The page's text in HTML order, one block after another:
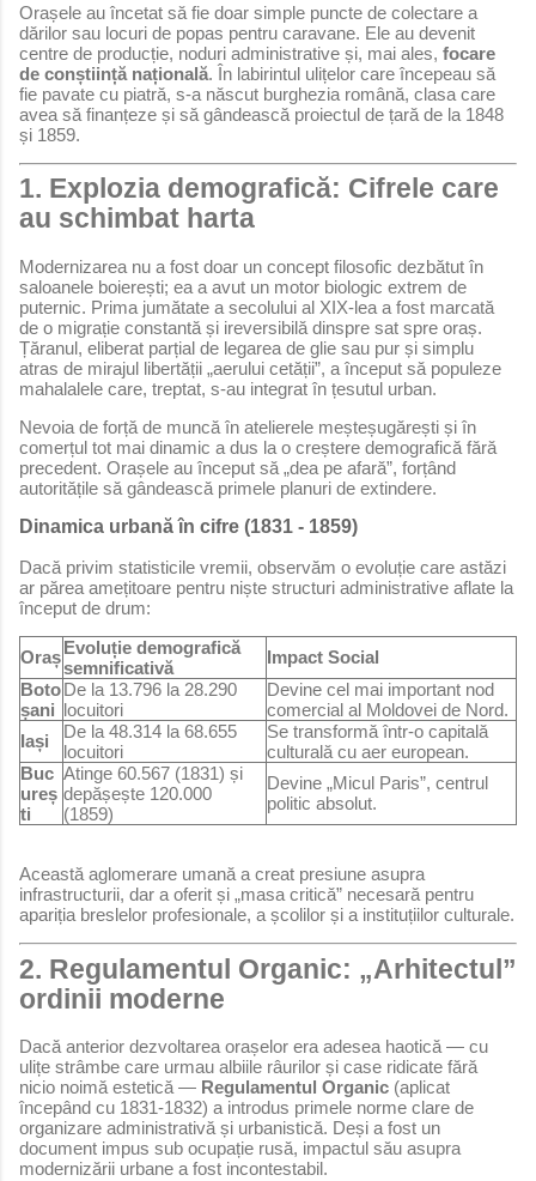
Orașele au încetat să fie doar simple puncte de colectare a
dărilor sau locuri de popas pentru caravane. Ele au devenit
centre de producție, noduri administrative și, mai ales, focare
de conștiință națională. În labirintul ulițelor care începeau să
fie pavate cu piatră, s-a născut burghezia română, clasa care
avea să finanțeze și să gândească proiectul de țară de la 1848
și 1859.
1. Explozia demografică: Cifrele care
au schimbat harta
Modernizarea nu a fost doar un concept filosofic dezbătut în
saloanele boierești; ea a avut un motor biologic extrem de
puternic. Prima jumătate a secolului al XIX-lea a fost marcată
de o migrație constantă și ireversibilă dinspre sat spre oraș.
Țăranul, eliberat parțial de legarea de glie sau pur și simplu
atras de mirajul libertății „aerului cetății”, a început să populeze
mahalalele care, treptat, s-au integrat în țesutul urban.
Nevoia de forță de muncă în atelierele meșteșugărești și în
comerțul tot mai dinamic a dus la o creștere demografică fără
precedent. Orașele au început să „dea pe afară”, forțând
autoritățile să gândească primele planuri de extindere.
Dinamica urbană în cifre (1831 - 1859)
Dacă privim statisticile vremii, observăm o evoluție care astăzi
ar părea amețitoare pentru niște structuri administrative aflate la
început de drum:
OrașEvoluție demografică
semnificativă
Impact Social
Boto
șani
De la 13.796 la 28.290
locuitori
Devine cel mai important nod
comercial al Moldovei de Nord.
Iași
De la 48.314 la 68.655
locuitori
Se transformă într-o capitală
culturală cu aer european.
Buc
ureș
ti
Atinge 60.567 (1831) și
depășește 120.000
(1859)
Devine „Micul Paris”, centrul
politic absolut.
Această aglomerare umană a creat presiune asupra
infrastructurii, dar a oferit și „masa critică” necesară pentru
apariția breslelor profesionale, a școlilor și a instituțiilor culturale.
2. Regulamentul Organic: „Arhitectul”
ordinii moderne
Dacă anterior dezvoltarea orașelor era adesea haotică — cu
ulițe strâmbe care urmau albiile râurilor și case ridicate fără
nicio noimă estetică — Regulamentul Organic (aplicat
începând cu 1831-1832) a introdus primele norme clare de
organizare administrativă și urbanistică. Deși a fost un
document impus sub ocupație rusă, impactul său asupra
modernizării urbane a fost incontestabil.